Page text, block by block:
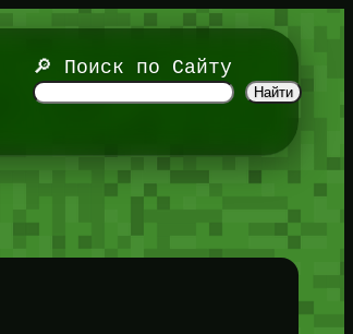
🔎 Поиск по Сайту
Найти